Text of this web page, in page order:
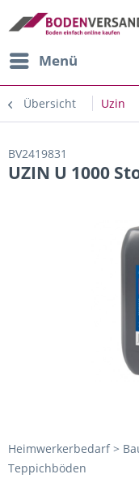
Menü
Übersicht Uzin
BV2419831
UZIN U 1000
Heimwerkerbedarf >
Teppichböden